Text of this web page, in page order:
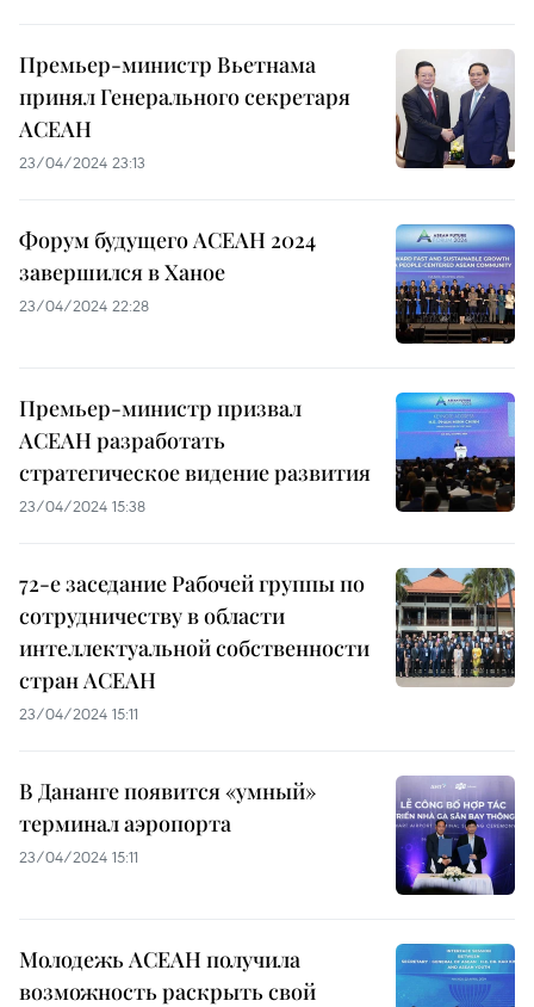
Премьер-министр Вьетнама
принял Генерального секретаря
АСЕАН
23/04/2024 23:13
Форум будущего АСЕАН 2024
завершился в Ханое
23/04/2024 22:28
Премьер-министр призвал
АСЕАН разработать
стратегическое видение развития
23/04/2024 15:38
72-е заседание Рабочей группы по
сотрудничеству в области
интеллектуальной собственности
стран АСЕАН
23/04/2024 15:11
В Дананге появится «умный»
терминал аэропорта
23/04/2024 15:11
Молодежь АСЕАН получила
возможность раскрыть свой